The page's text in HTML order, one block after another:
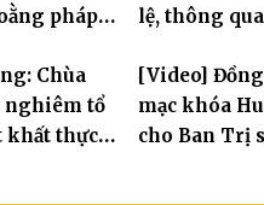
pháp
sự nhiệm
lệ, thông
Chùa
nghiêm tổ
khất thực
[Video]
mạc khóa
cho Ban Trị